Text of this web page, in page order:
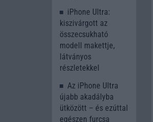
iPhone Ultra:
kiszivárgott az
összecsukható
modell makettje,
látványos
részletekkel
Az iPhone Ultra
újabb akadályba
ütközött – és ezúttal
egészen furcsa